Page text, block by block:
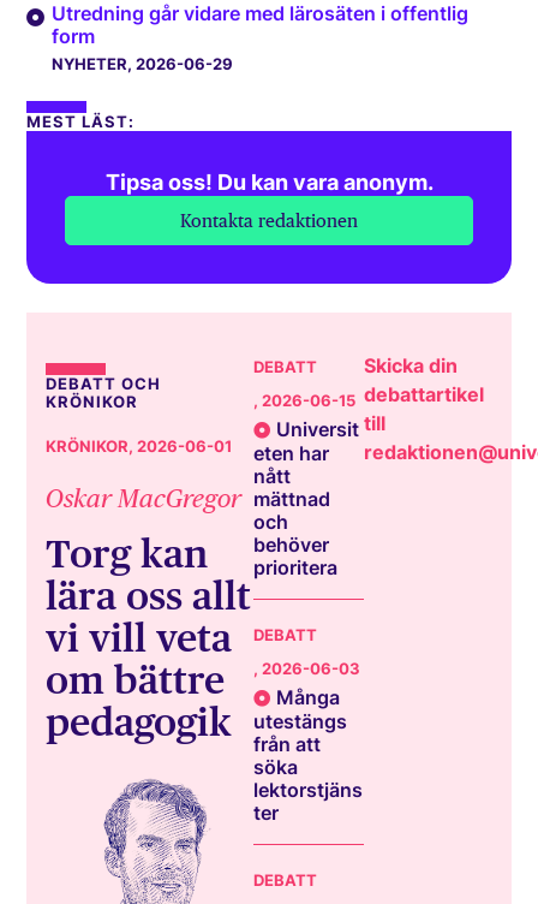
Utredning går vidare med lärosäten i offentlig
form
NYHETER, 2026-06-29
MEST LÄST:
Tipsa oss! Du kan vara anonym.
Kontakta redaktionen
DEBATT OCH
KRÖNIKOR
KRÖNIKOR, 2026-06-01
Oskar MacGregor
Torg kan
lära oss allt
vi vill veta
om bättre
pedagogik
DEBATT
, 2026-06-15
Universit
eten har
nått
mättnad
och
behöver
prioritera
DEBATT
, 2026-06-03
Många
utestängs
från att
söka
lektorstjäns
ter
DEBATT
Skicka din
debattartikel
till